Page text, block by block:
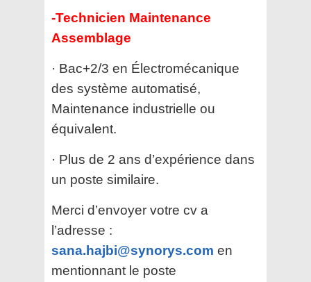
-Technicien Maintenance
Assemblage
· Bac+2/3 en Électromécanique
des système automatisé,
Maintenance industrielle ou
équivalent.
· Plus de 2 ans d’expérience dans
un poste similaire.
Merci d’envoyer votre cv a
l’adresse :
sana.hajbi@synorys.com en
mentionnant le poste